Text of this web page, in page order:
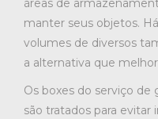
áreas de
manter seus objetos.
volumes de diversos
a alternativa que
Os boxes do serviço
são tratados para evitar